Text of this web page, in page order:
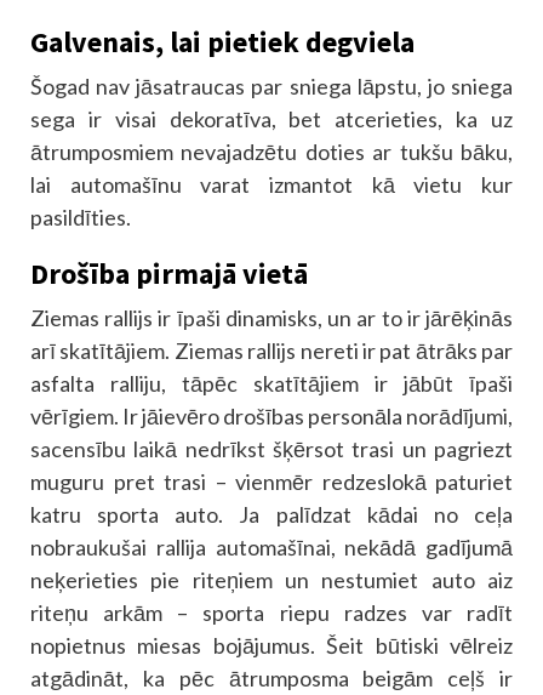
Galvenais, lai pietiek degviela
Šogad nav jāsatraucas par sniega lāpstu, jo sniega
sega ir visai dekoratīva, bet atcerieties, ka uz
ātrumposmiem nevajadzētu doties ar tukšu bāku,
lai automašīnu varat izmantot kā vietu kur
pasildīties.
Drošība pirmajā vietā
Ziemas rallijs ir īpaši dinamisks, un ar to ir jārēķinās
arī skatītājiem. Ziemas rallijs nereti ir pat ātrāks par
asfalta ralliju, tāpēc skatītājiem ir jābūt īpaši
vērīgiem. Ir jāievēro drošības personāla norādījumi,
sacensību laikā nedrīkst šķērsot trasi un pagriezt
muguru pret trasi – vienmēr redzeslokā paturiet
katru sporta auto. Ja palīdzat kādai no ceļa
nobraukušai rallija automašīnai, nekādā gadījumā
neķerieties pie riteņiem un nestumiet auto aiz
riteņu arkām – sporta riepu radzes var radīt
nopietnus miesas bojājumus. Šeit būtiski vēlreiz
atgādināt, ka pēc ātrumposma beigām ceļš ir